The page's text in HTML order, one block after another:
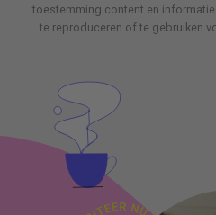
toestemming content en
te reproduceren of te gebruiken